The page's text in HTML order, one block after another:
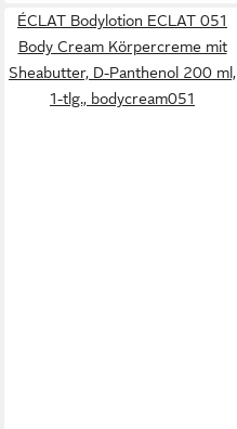
ÉCLAT Bodylotion ECLAT 051
Body Cream Körpercreme mit
Sheabutter, D-Panthenol 200 ml,
1-tlg., bodycream051